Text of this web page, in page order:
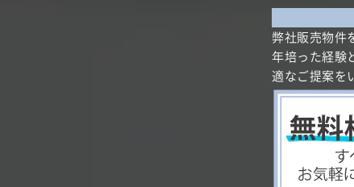
弊社販売物件
年培った経験
適なご提案を